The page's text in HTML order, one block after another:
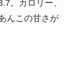
。カロリー、
んこの甘さが